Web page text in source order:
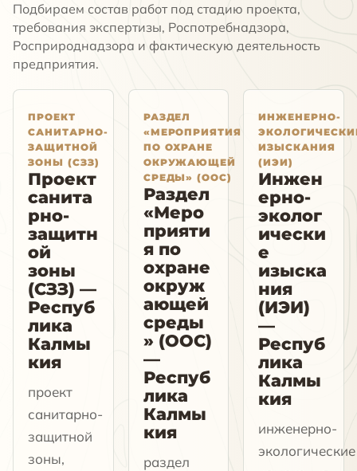
Подбираем состав работ под стадию проекта,
требования экспертизы, Роспотребнадзора,
Росприроднадзора и фактическую деятельность
предприятия.
ПРОЕКТ
САНИТАРНО-
ЗАЩИТНОЙ
ЗОНЫ (СЗЗ)
Проект
санита
рно-
защитн
ой
зоны
(СЗЗ) —
Респуб
лика
Калмы
кия
проект
санитарно-
защитной
зоны,
РАЗДЕЛ
«МЕРОПРИЯТИЯ
ПО ОХРАНЕ
ОКРУЖАЮЩЕЙ
СРЕДЫ» (ООС)
Раздел
«Меро
прияти
я по
охране
окруж
ающей
среды
» (ООС)
—
Респуб
лика
Калмы
кия
раздел
ИНЖЕНЕРНО-
ИЗЫСКАНИЯ
(ИЭИ)
Инжен
ерно-
эколог
ически
е
изыска
ния
(ИЭИ)
—
Респуб
лика
Калмы
кия
инженерно-
экологические